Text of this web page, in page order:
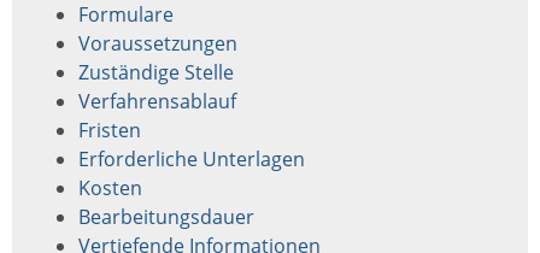
Formulare
Voraussetzungen
Zuständige Stelle
Verfahrensablauf
Fristen
Erforderliche Unterlagen
Kosten
Bearbeitungsdauer
Vertiefende Informationen